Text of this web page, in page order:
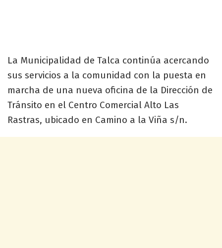
La Municipalidad de Talca continúa acercando
sus servicios a la comunidad con la puesta en
marcha de una nueva oficina de la Dirección de
Tránsito en el Centro Comercial Alto Las
Rastras, ubicado en Camino a la Viña s/n.